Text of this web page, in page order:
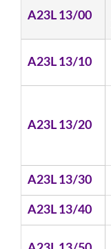
A23L 13/00
A23L 13/10
A23L 13/20
A23L 13/30
A23L 13/40